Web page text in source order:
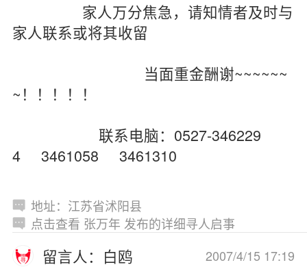
家人万分焦急，请知情者及时与
家人联系或将其收留
当面重金酬谢~~~~~~
~！！！！！
联系电脑：0527-346229
4 3461058 3461310
地址：江苏省沭阳县
点击查看 张万年 发布的详细寻人启事
2007/4/15 17:19
留言人：白鸥